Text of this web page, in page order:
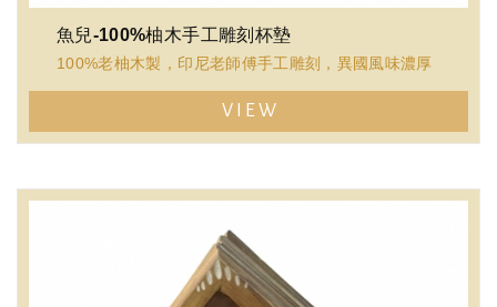
魚兒-100%柚木手工雕刻杯墊
100%老柚木製，印尼老師傅手工雕刻，異國風味濃厚
VIEW